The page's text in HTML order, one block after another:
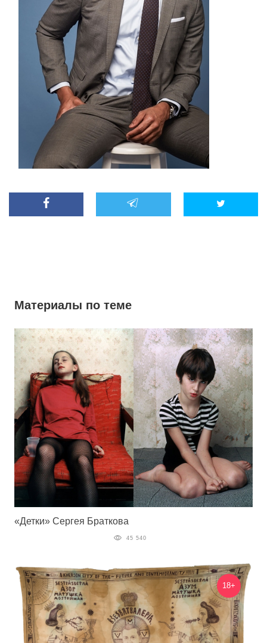
Материалы по теме
«Детки» Сергея Браткова
45 540
18+